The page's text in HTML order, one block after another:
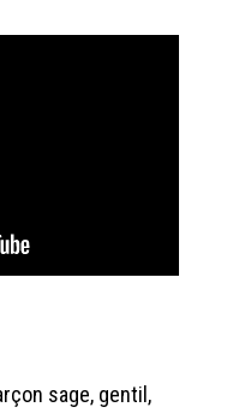
sage, gentil,